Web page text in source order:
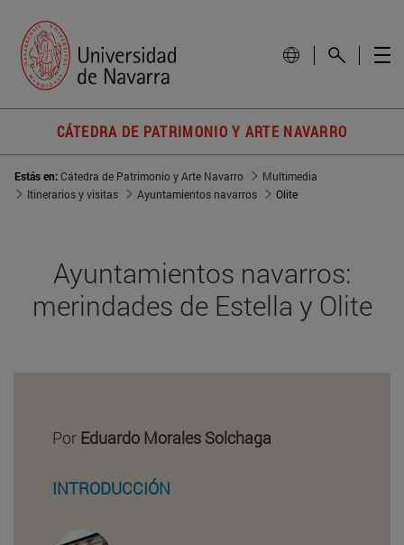
CÁTEDRA DE PATRIMONIO Y ARTE NAVARRO
Estás en:Cátedra de Patrimonio y Arte Navarro
Multimedia
Itinerarios y visitas
Ayuntamientos navarros Olite
Ayuntamientos navarros:
merindades de Estella y Olite
Por Eduardo Morales Solchaga
INTRODUCCIÓN